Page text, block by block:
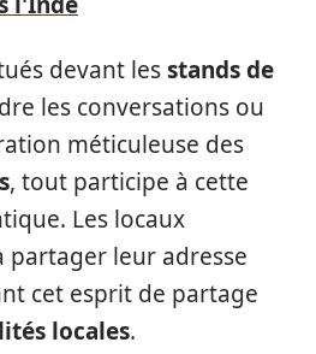
devant lesstands de
les conversations ou
méticuleuse des
, tout participe à cette
Les locaux
partager leur adresse
cet esprit de partage
locales.